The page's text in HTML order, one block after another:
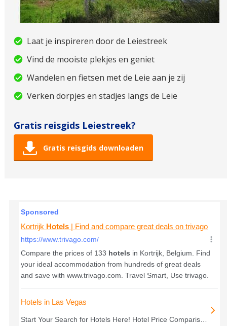
Laat je inspireren door de Leiestreek
Vind de mooiste plekjes en geniet
Wandelen en fietsen met de Leie aan je zij
Verken dorpjes en stadjes langs de Leie
Gratis reisgids Leiestreek?
Gratis reisgids downloaden